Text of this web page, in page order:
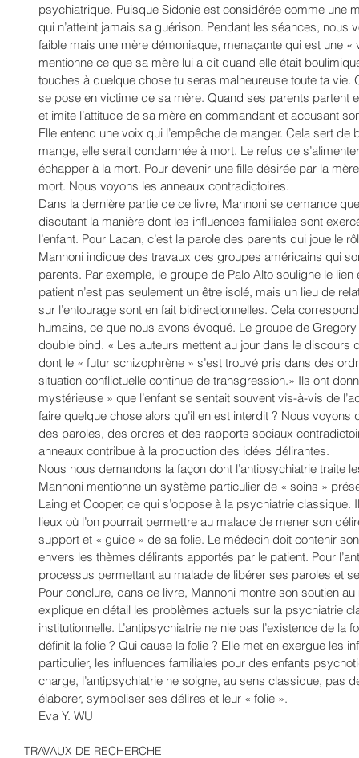
psychiatrique. Puisque Sidonie est considérée comme une
qui n’atteint jamais sa guérison. Pendant les séances,
faible mais une mère démoniaque, menaçante qui est une
mentionne ce que sa mère lui a dit quand elle était
touches à quelque chose tu seras malheureuse toute ta vie.
se pose en victime de sa mère. Quand ses parents partent
et imite l’attitude de sa mère en commandant et accusant
Elle entend une voix qui l’empêche de manger. Cela sert
mange, elle serait condamnée à mort. Le refus de
échapper à la mort. Pour devenir une fille désirée par la
mort. Nous voyons les anneaux contradictoires.
Dans la dernière partie de ce livre, Mannoni se demande
discutant la manière dont les influences familiales sont
l’enfant. Pour Lacan, c’est la parole des parents qui joue le
Mannoni indique des travaux des groupes américains qui
parents. Par exemple, le groupe de Palo Alto souligne le
patient n’est pas seulement un être isolé, mais un lieu de
sur l’entourage sont en fait bidirectionnelles. Cela
humains, ce que nous avons évoqué. Le groupe de
double bind. « Les auteurs mettent au jour dans le discours
dont le « futur schizophrène » s’est trouvé pris dans des
situation conflictuelle continue de transgression.» Ils ont
mystérieuse » que l’enfant se sentait souvent vis-à-vis de
faire quelque chose alors qu’il en est interdit ? Nous
des paroles, des ordres et des rapports sociaux
anneaux contribue à la production des idées délirantes.
Nous nous demandons la façon dont l’antipsychiatrie traite
Mannoni mentionne un système particulier de « soins »
Laing et Cooper, ce qui s’oppose à la psychiatrie
lieux où l’on pourrait permettre au malade de mener son
support et « guide » de sa folie. Le médecin doit contenir
envers les thèmes délirants apportés par le patient. Pour
processus permettant au malade de libérer ses paroles et
Pour conclure, dans ce livre, Mannoni montre son soutien
explique en détail les problèmes actuels sur la psychiatrie
institutionnelle. L’antipsychiatrie ne nie pas l’existence de la
définit la folie ? Qui cause la folie ? Elle met en exergue les
particulier, les influences familiales pour des enfants
charge, l’antipsychiatrie ne soigne, au sens classique, pas
élaborer, symboliser ses délires et leur « folie ».
Eva Y. WU
TRAVAUX DE RECHERCHE